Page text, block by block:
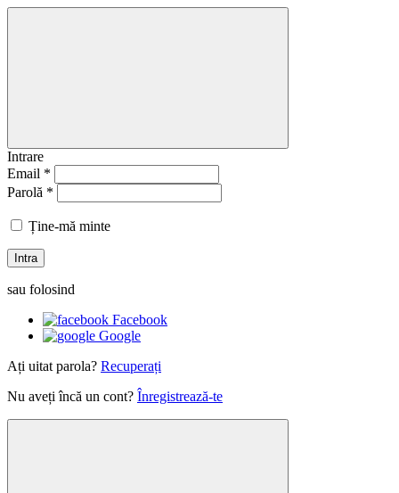
Intrare
Email *
Parolă *
Ține-mă minte
Intra
sau folosind
Facebook
Google
Ați uitat parola? Recuperați
Nu aveți încă un cont? Înregistrează-te